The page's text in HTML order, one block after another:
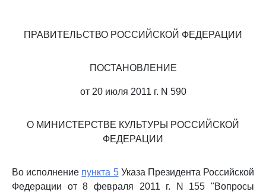
ПРАВИТЕЛЬСТВО РОССИЙСКОЙ ФЕДЕРАЦИИ
ПОСТАНОВЛЕНИЕ
от 20 июля 2011 г. N 590
О МИНИСТЕРСТВЕ КУЛЬТУРЫ РОССИЙСКОЙ
ФЕДЕРАЦИИ
Во исполнение пункта 5Указа Президента Российской
Федерации от 8 февраля 2011 г. N 155 "Вопросы